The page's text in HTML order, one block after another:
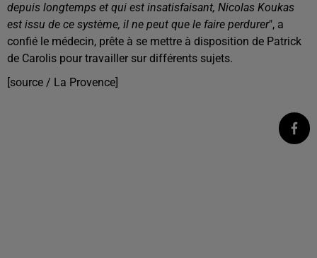
depuis longtemps et qui est insatisfaisant, Nicolas Koukas
est issu de ce système, il ne peut que le faire perdurer", a
confié le médecin, prête à se mettre à disposition de Patrick
de Carolis pour travailler sur différents sujets.
[source / La Provence]